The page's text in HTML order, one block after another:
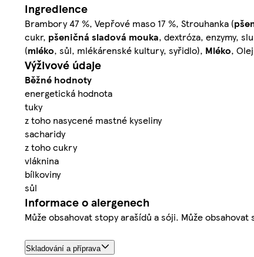
Ingredience
Brambory 47 %, Vepřové maso 17 %, Strouhanka (
cukr, pšeničná sladová mouka, dextróza, enzymy,
(mléko, sůl, mlékárenské kultury, syřidlo), Mléko,
Výživové údaje
Běžné hodnoty
energetická hodnota
tuky
z toho nasycené mastné kyseliny
sacharidy
z toho cukry
vláknina
bílkoviny
sůl
Informace o alergenech
Může obsahovat stopy arašídů a sóji. Může obsahovat
Skladování a příprava